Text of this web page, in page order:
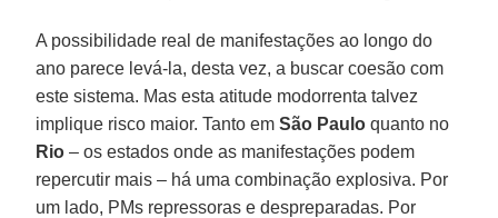
A possibilidade real de manifestações ao longo do
ano parece levá-la, desta vez, a buscar coesão com
este sistema. Mas esta atitude modorrenta talvez
implique risco maior. Tanto em São Paulo quanto no
Rio – os estados onde as manifestações podem
repercutir mais – há uma combinação explosiva. Por
um lado, PMs repressoras e despreparadas. Por